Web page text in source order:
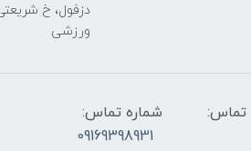
دزفول، خ
ورزشی
تماس:
شماره تماس:
09169398931